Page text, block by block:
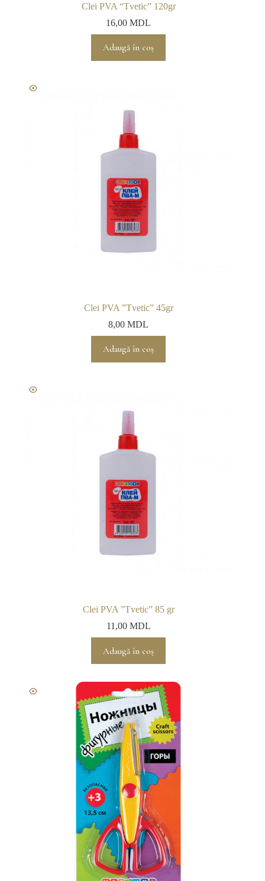
Clei PVA “Tvetic” 120gr
16,00MDL
Adaugă în coș
Clei PVA ”Tvetic” 45gr
8,00MDL
Adaugă în coș
Clei PVA ”Tvetic” 85 gr
11,00 MDL
Adaugă în coș